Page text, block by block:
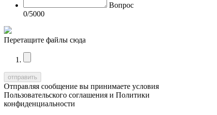
Вопрос
0/5000
Перетащите файлы сюда
Отправляя сообщение вы принимаете условия
Пользовательского соглашения и Политики
конфиденциальности